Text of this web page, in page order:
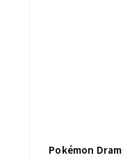
Pokémon